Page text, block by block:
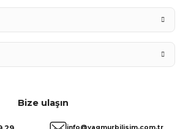
Bize ulaşın